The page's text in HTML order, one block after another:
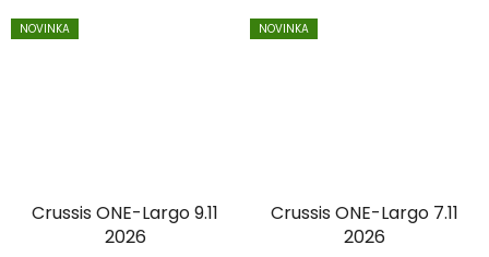
NOVINKA
Crussis ONE-Largo 9.11
2026
NOVINKA
Crussis ONE-Largo 7.11
2026